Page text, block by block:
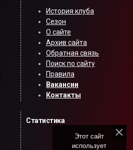
История клуба
Сезон
О сайте
Архив сайта
Обратная связь
Поиск по сайту
Правила
Вакансии
Контакты
Статистика
Этот сайт
использует